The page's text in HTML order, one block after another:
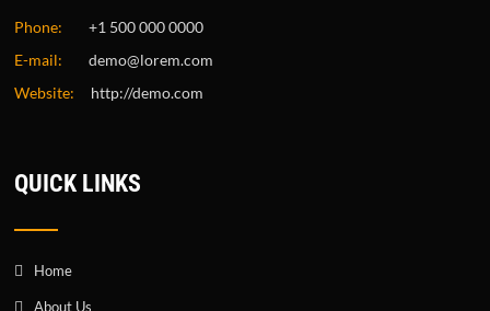
Phone: +1 500 000 0000
E-mail:
demo@lorem.com
Website: http://demo.com
QUICK LINKS
Home
About Us